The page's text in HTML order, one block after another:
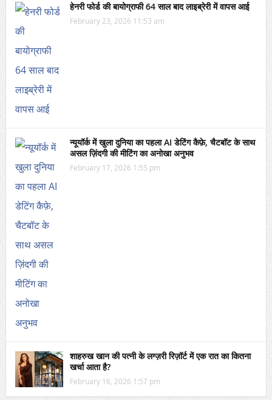
हेनरी फोर्ड की बायोग्राफी 64 साल बाद लाइब्रेरी में वापस आई
February 23, 2026 11:53 am
न्यूयॉर्क में खुला दुनिया का पहला AI डेटिंग कैफ़े, चैटबॉट के साथ
असल ज़िंदगी की मीटिंग का अनोखा अनुभव
February 17, 2026 1:55 pm
शाहरुख खान की पत्नी के लग्ज़री रिज़ॉर्ट में एक रात का कितना
खर्चा आता है?
February 16, 2026 1:57 pm